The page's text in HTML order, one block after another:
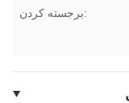
برجسته کردن: